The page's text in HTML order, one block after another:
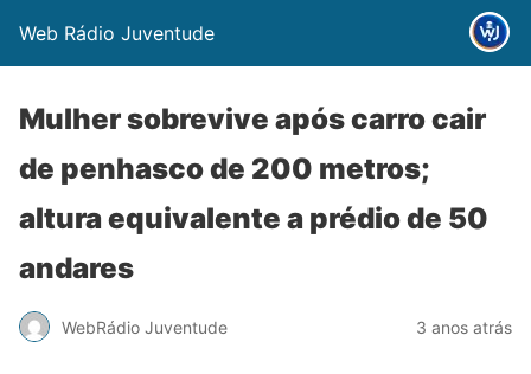
Web Rádio Juventude
Mulher sobrevive após carro cair
de penhasco de 200 metros;
altura equivalente a prédio de 50
andares
WebRádio Juventude 3 anos atrás